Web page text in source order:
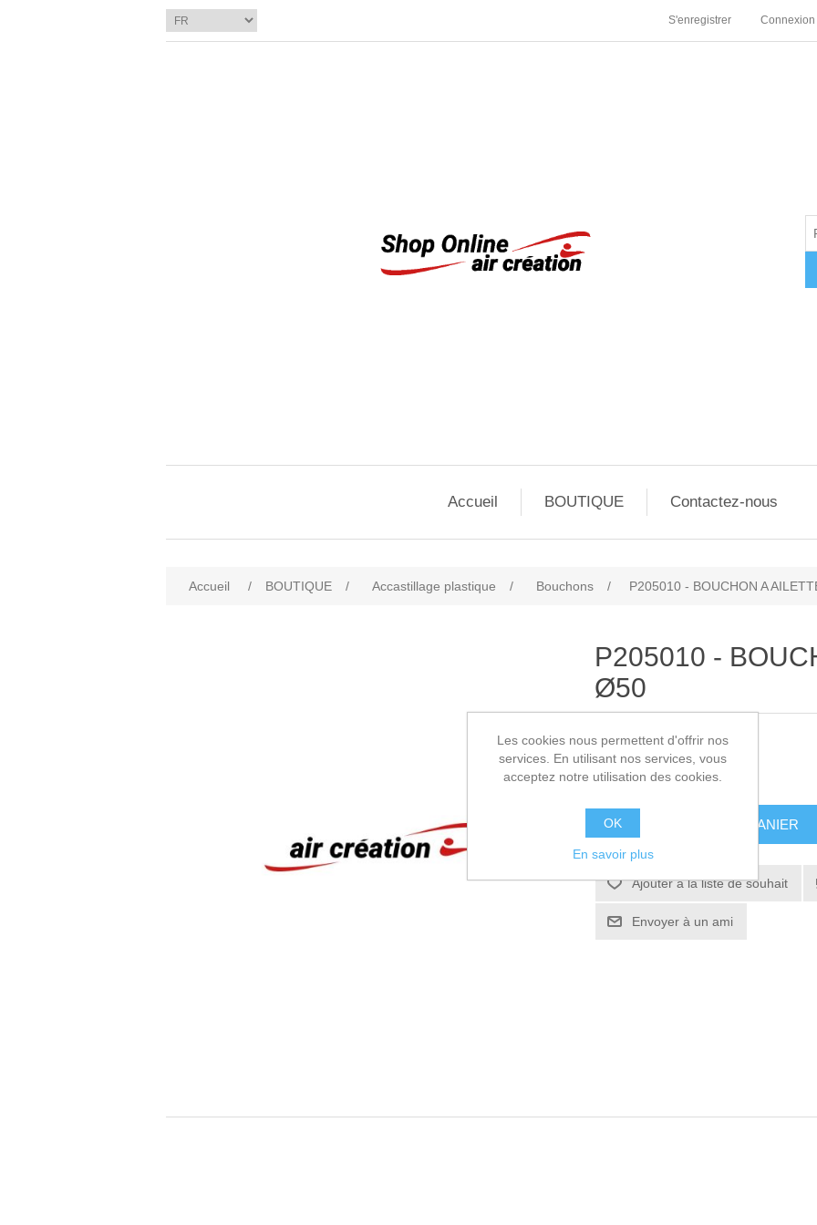
S'enregistrer Connexion
Accueil BOUTIQUE Contactez-nous
Accueil / BOUTIQUE / Accastillage plastique / Bouchons / P205010 - BOUCHON A
P205010 -
Ø50
SKU: P205010
0,80€ HT
AJOUTER AU PANIER
Ajouter à la liste de souhait
Envoyer à un ami
Les cookies nous permettent d'offrir nos
services. En utilisant nos services, vous
acceptez notre utilisation des cookies.
OK
En savoir plus